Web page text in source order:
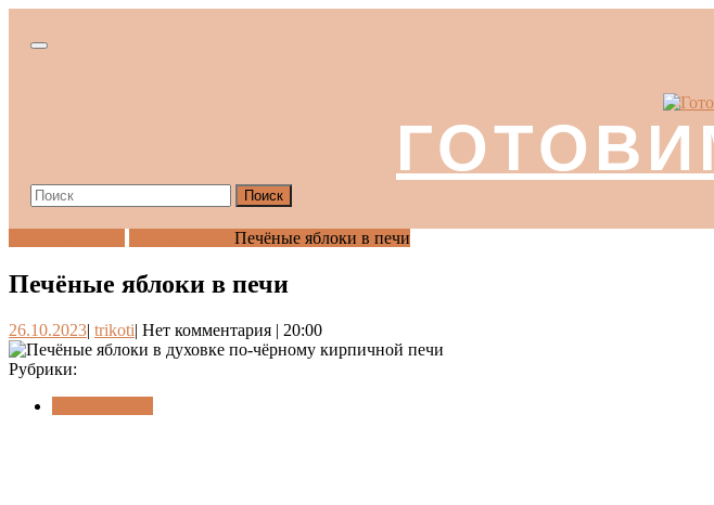
Кнопка
КНОПКА
ЗАКРЫТЬ
Найти:
Печёные яблоки в печи
Печёные яблоки в печи
26.10.202326.10.2023
| trikotitrikoti
| Нет комментария | 20:00
Рубрики: